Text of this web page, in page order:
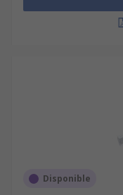
Disponible